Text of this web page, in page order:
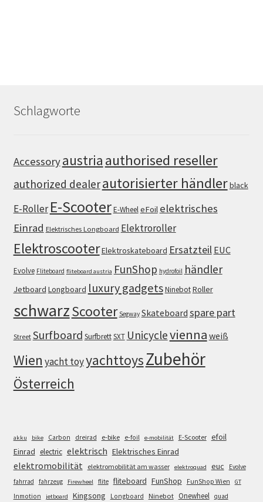
Schlagworte
Accessoryaustria authorised reseller
authorized dealerautorisierter händlerblack
E-Roller E-ScooterE-WheeleFoil elektrisches
Einrad Elektrisches Longboard Elektroroller
ElektroscooterElektroskateboard Ersatzteil EUC
Evolve Fliteboard fliteboard austria FunShop hydrofoil händler
Jetboard Longboard luxury gadgetsNinebotRoller
schwarzScooter Segway Skateboard spare part
Street Surfboard SurfbrettSXT Unicyclevienna weiß
Wien yacht toyyachttoysZubehör
Österreich
akku bike Carbon dreirad e-bike e-foil e-mobilität E-Scooter efoil
Einrad electric elektrisch Elektrisches Einrad
elektromobilität elektromobilität am wasser elektroquad euc
Evolve
fahrrad
fahrzeug Firewheel flite fliteboard FunShop FunShop Wien GT
Inmotion jetboard Kingsong Longboard Ninebot Onewheel quad